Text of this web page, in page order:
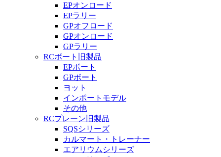
EPオンロード
EPラリー
GPオフロード
GPオンロード
GPラリー
RCボート旧製品
EPボート
GPボート
ヨット
インポートモデル
その他
RCプレーン旧製品
SQSシリーズ
カルマート・トレーナー
エアリウムシリーズ